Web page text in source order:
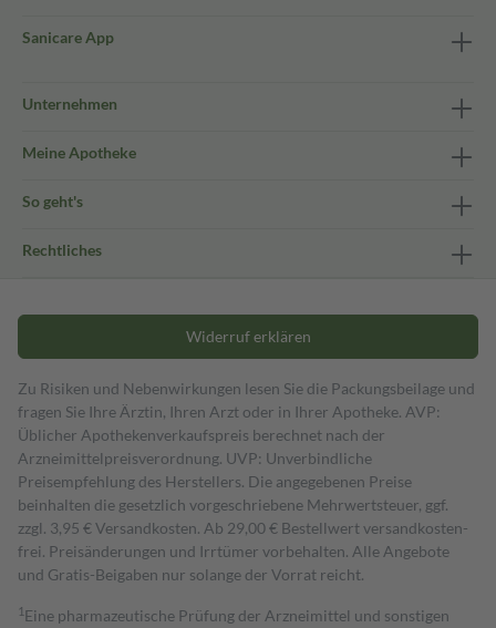
Sanicare App
Unternehmen
Meine Apotheke
So geht's
Rechtliches
Widerruf erklären
Zu Risiken und Nebenwirkungen lesen Sie die Packungsbeilage und
fragen Sie Ihre Ärztin, Ihren Arzt oder in Ihrer Apotheke. AVP:
Üblicher Apothekenverkaufspreis berechnet nach der
Arzneimittelpreisverordnung. UVP: Unverbindliche
Preisempfehlung des Herstellers. Die angegebenen Preise
beinhalten die gesetzlich vorgeschriebene Mehrwertsteuer, ggf.
zzgl. 3,95 € Versandkosten. Ab 29,00 € Bestell­wert versand­kosten­
frei. Preisänderungen und Irrtümer vorbehalten. Alle Angebote
und Gratis-Beigaben nur solange der Vorrat reicht.
1 Eine pharmazeutische Prüfung der Arzneimittel und sonstigen